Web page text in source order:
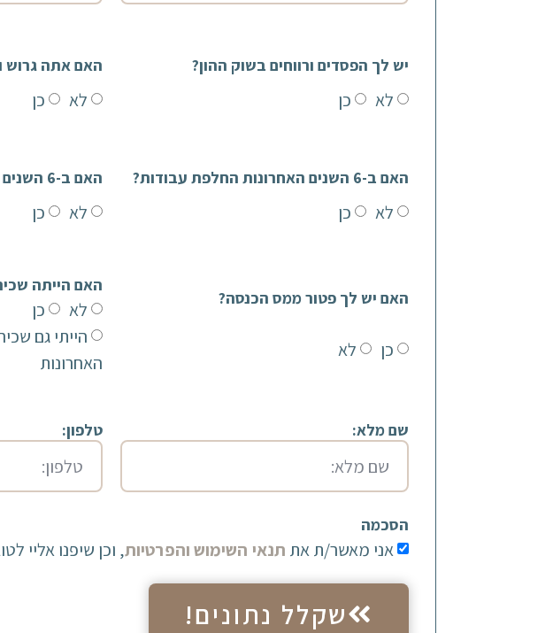
יש לך הפסדים ורווחים בשוק ההון?
לא כן
האם אתה גרוש
לא כן
האם ב-6 השנים האחרונות החלפת עבודות?
לא כן
האם ב-6 השנים האחרונות נולד לך ילד/ה?
לא כן
האם יש לך פטור ממס הכנסה?
כן לא
האם הייתה שכיר ב-6 שנים
לא
כן
האחרונות
שם מלא: טלפון:
הסכמה
אני מאשר/ת את תנאי השימוש והפרטיות, וכן שיפנו אליי
שקלל נתונים!